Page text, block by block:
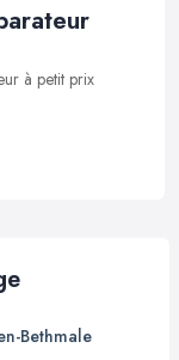
à petit prix
Bethmale